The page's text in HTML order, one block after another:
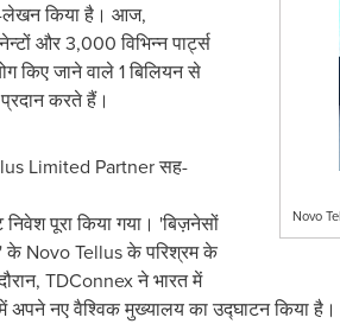
Novo
लेखन किया है। आज,
और 3,000 विभिन्न पार्ट्स
किए जाने वाले 1 बिलियन से
करते हैं।
Limited Partner सह-
पूरा किया गया। 'बिज़नेसों
के Novo Tellus के परिश्रम के
TDConnex ने भारत में
अपने नए वैश्विक मुख्यालय का उद्घाटन किया है।